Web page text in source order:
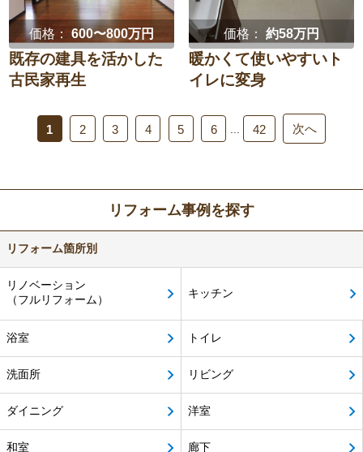
価格：600〜800万円
既存の建具を活かした
古民家再生
価格： 約58万円
暖かくて使いやすいト
イレに変身
1 2 3 4 5 6 42 次へ
リフォーム事例を探す
リフォーム箇所別
リノベーション
（フルリフォーム）
キッチン
浴室 トイレ
洗面所 リビング
ダイニング 洋室
和室 廊下